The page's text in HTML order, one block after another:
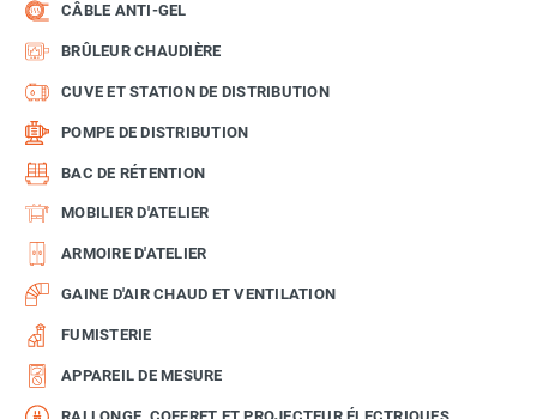
CÂBLE ANTI-GEL
BRÛLEUR CHAUDIÈRE
CUVE ET STATION DE DISTRIBUTION
POMPE DE DISTRIBUTION
BAC DE RÉTENTION
MOBILIER D'ATELIER
ARMOIRE D'ATELIER
GAINE D'AIR CHAUD ET VENTILATION
FUMISTERIE
APPAREIL DE MESURE